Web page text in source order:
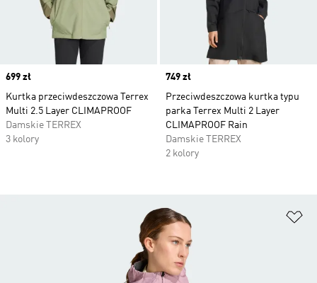
Price
699 zł
Kurtka przeciwdeszczowa Terrex
Multi 2.5 Layer CLIMAPROOF
Damskie TERREX
3 kolory
Price
749 zł
Przeciwdeszczowa kurtka typu
parka Terrex Multi 2 Layer
CLIMAPROOF Rain
Damskie TERREX
2 kolory